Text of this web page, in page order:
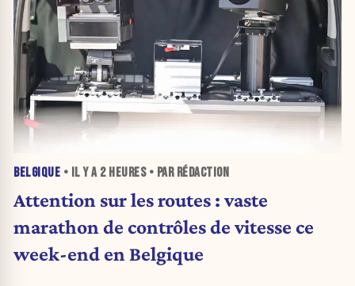
BELGIQUE • IL Y A 2 HEURES• PAR RÉDACTION
Attention sur les routes : vaste
marathon de contrôles de vitesse ce
week-end en Belgique